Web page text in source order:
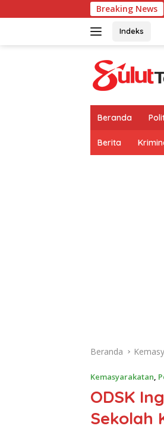
ke
Breaking News
Kawanua
Indeks
Beranda
Berita
Beranda
Kemasyarakatan,
ODSK
Sekolah